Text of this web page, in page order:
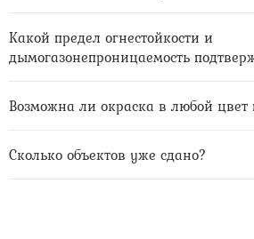
Какой предел огнестойкости и
дымогазонепроницаемость
Возможна ли окраска в любой цвет
Сколько объектов уже сдано?